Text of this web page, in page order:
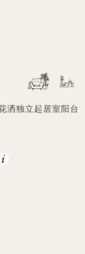
洒独立起居室 阳台